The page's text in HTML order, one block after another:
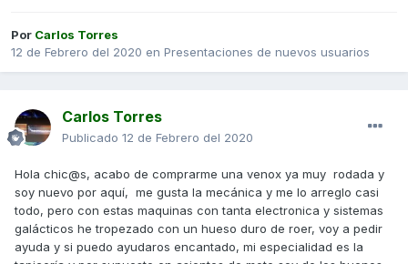
Por Carlos Torres
12 de Febrero del 2020 en Presentaciones de nuevos usuarios
Carlos Torres
Publicado 12 de Febrero del 2020
Hola chic@s, acabo de comprarme una venox ya muy rodada y
soy nuevo por aquí, me gusta la mecánica y me lo arreglo casi
todo, pero con estas maquinas con tanta electronica y sistemas
galácticos he tropezado con un hueso duro de roer, voy a pedir
ayuda y si puedo ayudaros encantado, mi especialidad es la